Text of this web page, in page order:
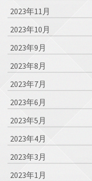
2023年11月
2023年10月
2023年9月
2023年8月
2023年7月
2023年6月
2023年5月
2023年4月
2023年3月
2023年1月